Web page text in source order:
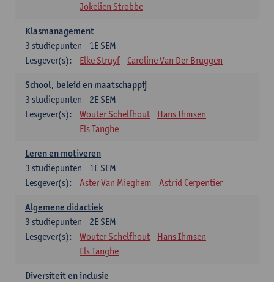
Jokelien Strobbe
Klasmanagement
1E SEM
3 studiepunten
Lesgever(s):
Elke Struyf Caroline Van Der Bruggen
School, beleid en maatschappij
2E SEM
3 studiepunten
Lesgever(s):
Wouter Schelfhout
Hans Ihmsen
Els Tanghe
Leren en motiveren
1E SEM
3 studiepunten
Lesgever(s):
Aster Van Mieghem Astrid Cerpentier
Algemene didactiek
2E SEM
3 studiepunten
Lesgever(s):
Wouter Schelfhout
Hans Ihmsen
Els Tanghe
Diversiteit en inclusie